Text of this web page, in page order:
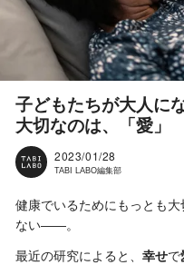
子どもたちが大人に
大切なのは、「愛」
2023/01/28
TABI LABO編集部
健康でいるためにもっとも大
ない——。
最近の研究によると、 幸せで